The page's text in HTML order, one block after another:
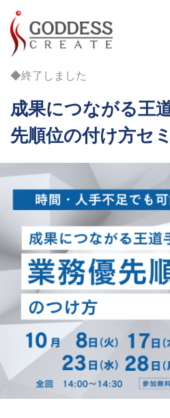
◆終了しました
成果につながる王
先順位の付け方セ